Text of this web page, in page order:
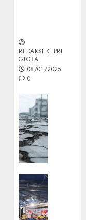
REDAKSI KEPRI
GLOBAL
08/01/2025
0